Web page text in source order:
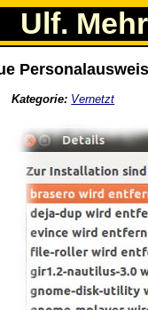
Ulf.
Kategorie: Vernetzt